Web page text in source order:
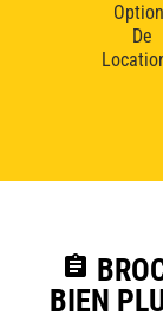
De
assignment
BIEN